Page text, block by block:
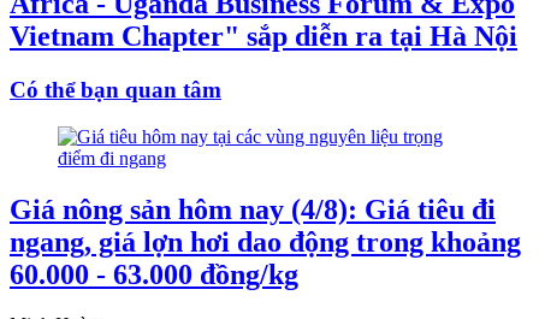
Vietnam Chapter" sắp diễn ra tại Hà Nội
Có thể bạn quan tâm
Giá nông sản hôm nay (4/8): Giá tiêu đi
ngang, giá lợn hơi dao động trong khoảng
60.000 - 63.000 đồng/kg